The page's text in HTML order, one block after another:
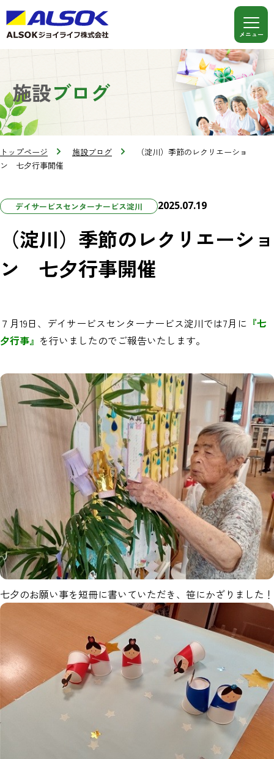
施設ブログ
トップページ 施設ブログ
（淀川）季節のレクリエーショ
ン 七夕行事開催
デイサービスセンターナービス淀川 2025.07.19
（淀川）季節のレクリエーショ
ン 七夕行事開催
７月19日、デイサービスセンターナービス淀川では7月に 『七
夕行事』 を行いましたのでご報告いたします。
七夕のお願い事を短冊に書いていただき、笹にかざりました！